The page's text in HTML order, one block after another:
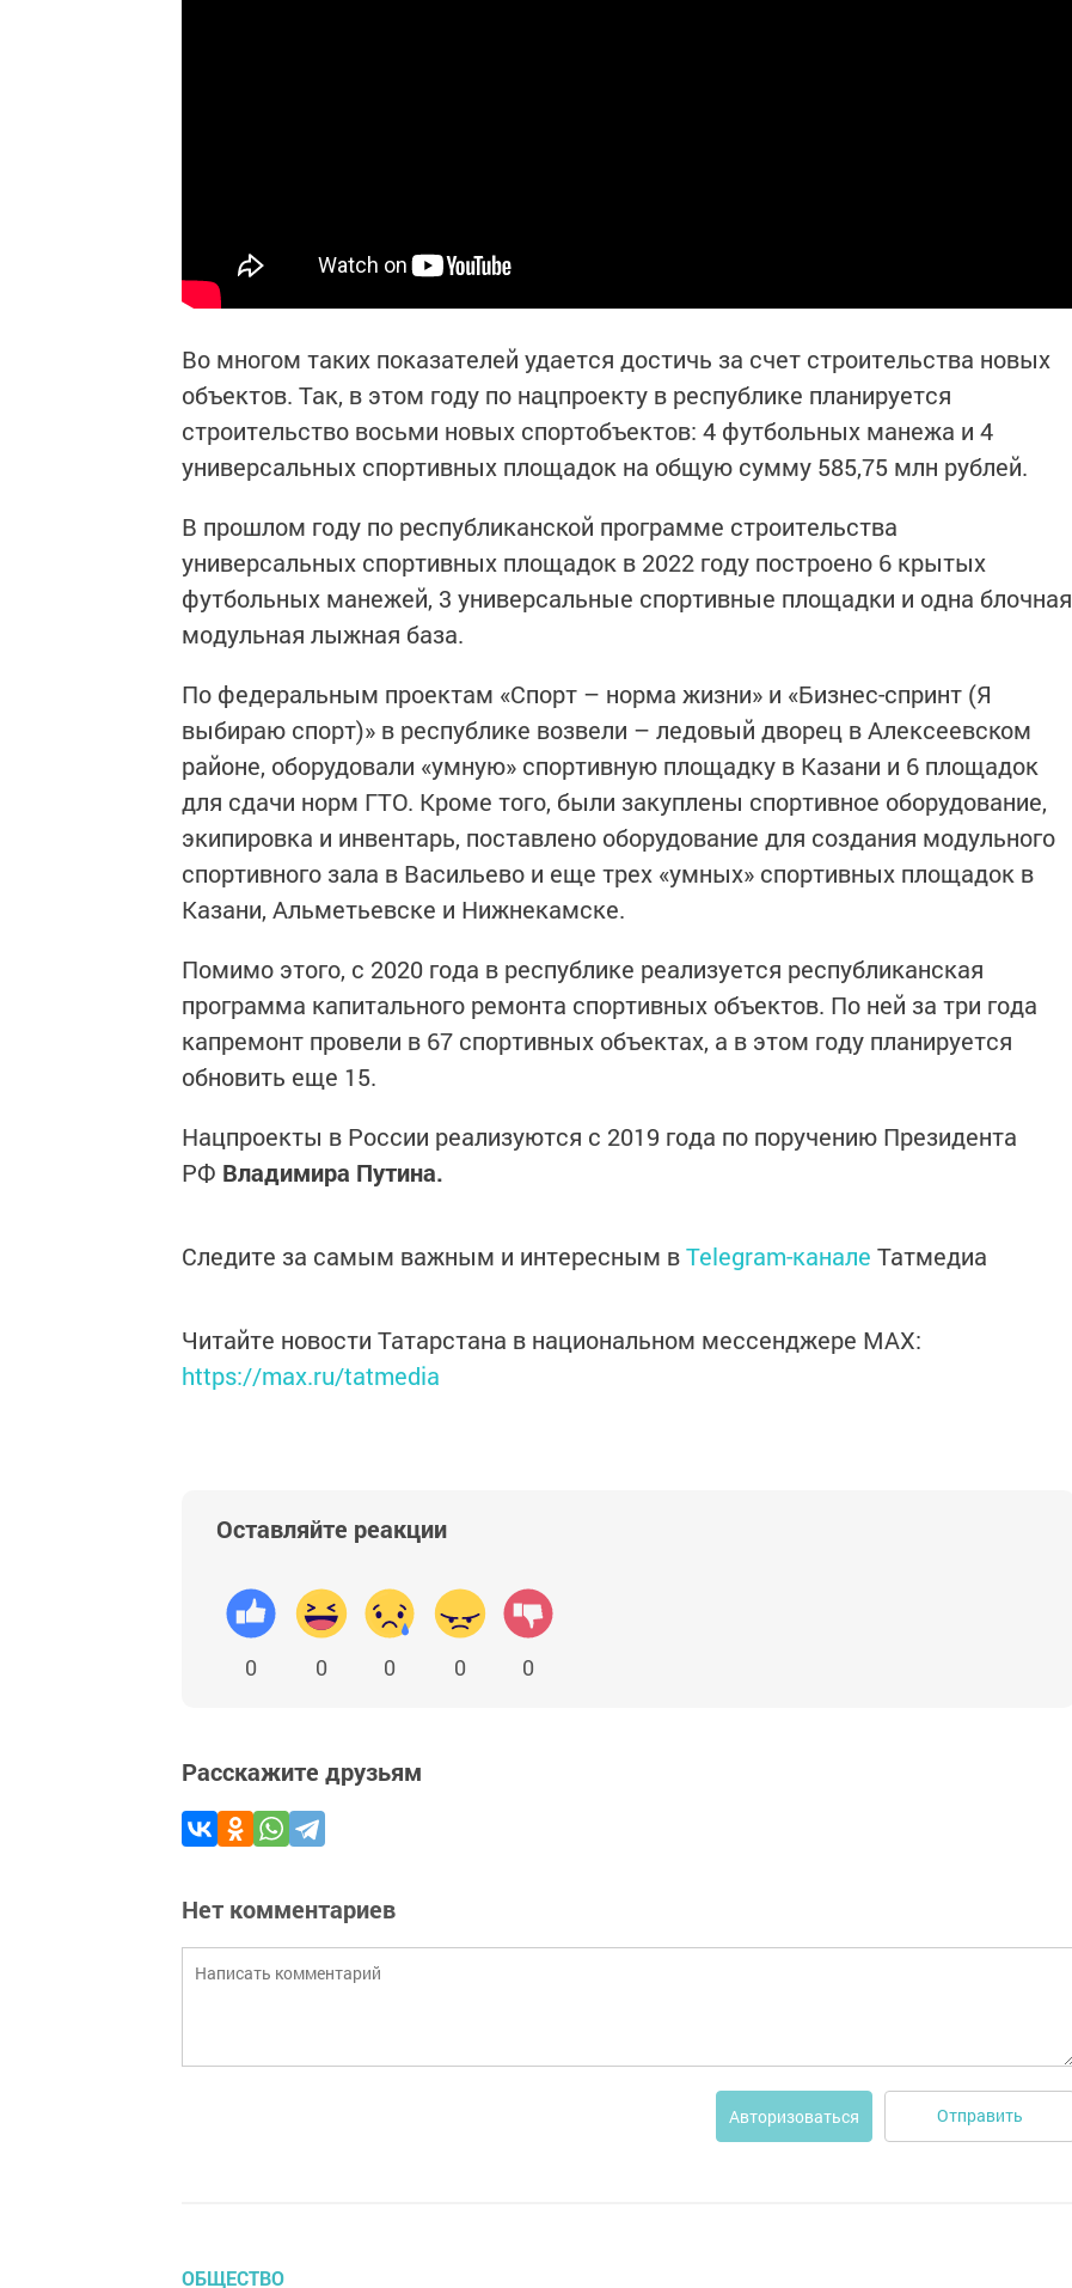
Во многом таких показателей удается достичь за счет строительства новых
объектов. Так, в этом году по нацпроекту в республике планируется
строительство восьми новых спортобъектов: 4 футбольных манежа и 4
универсальных спортивных площадок на общую сумму 585,75 млн рублей.
В прошлом году по республиканской программе строительства
универсальных спортивных площадок в 2022 году построено 6 крытых
футбольных манежей, 3 универсальные спортивные площадки и одна блочная
модульная лыжная база.
По федеральным проектам «Спорт – норма жизни» и «Бизнес-спринт (Я
выбираю спорт)» в республике возвели – ледовый дворец в Алексеевском
районе, оборудовали «умную» спортивную площадку в Казани и 6 площадок
для сдачи норм ГТО. Кроме того, были закуплены спортивное оборудование,
экипировка и инвентарь, поставлено оборудование для создания модульного
спортивного зала в Васильево и еще трех «умных» спортивных площадок в
Казани, Альметьевске и Нижнекамске.
Помимо этого, с 2020 года в республике реализуется республиканская
программа капитального ремонта спортивных объектов. По ней за три года
капремонт провели в 67 спортивных объектах, а в этом году планируется
обновить еще 15.
Нацпроекты в России реализуются с 2019 года по поручению Президента
РФ Владимира Путина.
Следите за самым важным и интересным вTelegram-канале Татмедиа
Читайте новости Татарстана в национальном мессенджере MАХ:
https://max.ru/tatmedia
Оставляйте реакции
0 0 0 0 0
Расскажите друзьям
Нет комментариев
Авторизоваться Отправить
ОБЩЕСТВО